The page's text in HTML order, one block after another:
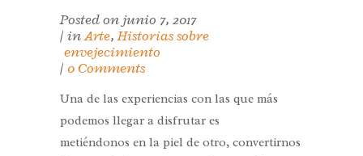
Posted on junio 7, 2017
inArte,Historias sobre
envejecimiento
0 Comments
Una de las experiencias con las que más
podemos llegar a disfrutar es
metiéndonos en la piel de otro, convertirnos